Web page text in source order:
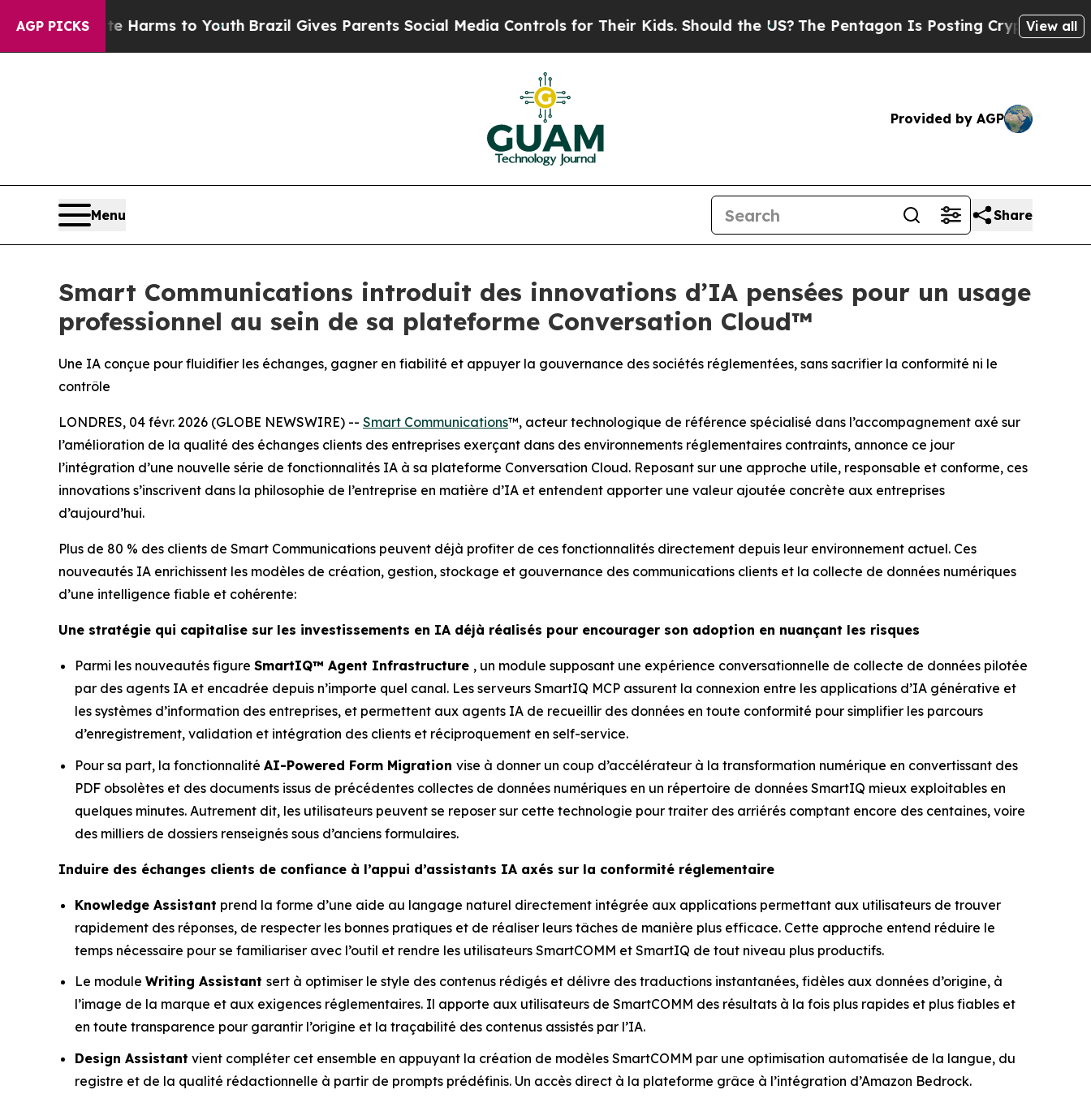
AGP PICKS
Harms to YouthBrazil Gives Parents Social Media Controls for Their Kids. Should the US?The Pentagon Is Posting Cryptic Biblical View all
Provided by AGP
Menu Share
Smart Communications introduit des innovations d’IA pensées pour un usage
professionnel au sein de sa plateforme Conversation Cloud™
Une IA conçue pour fluidifier les échanges, gagner en fiabilité et appuyer la gouvernance des sociétés réglementées, sans sacrifier la conformité ni le
contrôle
LONDRES, 04 févr. 2026 (GLOBE NEWSWIRE) -- Smart Communications™, acteur technologique de référence spécialisé dans l’accompagnement axé sur
l’amélioration de la qualité des échanges clients des entreprises exerçant dans des environnements réglementaires contraints, annonce ce jour
l’intégration d’une nouvelle série de fonctionnalités IA à sa plateforme Conversation Cloud. Reposant sur une approche utile, responsable et conforme, ces
innovations s’inscrivent dans la philosophie de l’entreprise en matière d’IA et entendent apporter une valeur ajoutée concrète aux entreprises
d’aujourd’hui.
Plus de 80 % des clients de Smart Communications peuvent déjà profiter de ces fonctionnalités directement depuis leur environnement actuel. Ces
nouveautés IA enrichissent les modèles de création, gestion, stockage et gouvernance des communications clients et la collecte de données numériques
d’une intelligence fiable et cohérente:
Une stratégie qui capitalise sur les investissements en IA déjà réalisés pour encourager son adoption en nuançant les risques
Parmi les nouveautés figure SmartIQ™ Agent Infrastructure , un module supposant une expérience conversationnelle de collecte de données pilotée
par des agents IA et encadrée depuis n’importe quel canal. Les serveurs SmartIQ MCP assurent la connexion entre les applications d’IA générative et
les systèmes d’information des entreprises, et permettent aux agents IA de recueillir des données en toute conformité pour simplifier les parcours
d’enregistrement, validation et intégration des clients et réciproquement en self-service.
Pour sa part, la fonctionnalité AI-Powered Form Migration vise à donner un coup d’accélérateur à la transformation numérique en convertissant des
PDF obsolètes et des documents issus de précédentes collectes de données numériques en un répertoire de données SmartIQ mieux exploitables en
quelques minutes. Autrement dit, les utilisateurs peuvent se reposer sur cette technologie pour traiter des arriérés comptant encore des centaines, voire
des milliers de dossiers renseignés sous d’anciens formulaires.
Induire des échanges clients de confiance à l’appui d’assistants IA axés sur la conformité réglementaire
Knowledge Assistant prend la forme d’une aide au langage naturel directement intégrée aux applications permettant aux utilisateurs de trouver
rapidement des réponses, de respecter les bonnes pratiques et de réaliser leurs tâches de manière plus efficace. Cette approche entend réduire le
temps nécessaire pour se familiariser avec l’outil et rendre les utilisateurs SmartCOMM et SmartIQ de tout niveau plus productifs.
Le module Writing Assistant sert à optimiser le style des contenus rédigés et délivre des traductions instantanées, fidèles aux données d’origine, à
l’image de la marque et aux exigences réglementaires. Il apporte aux utilisateurs de SmartCOMM des résultats à la fois plus rapides et plus fiables et
en toute transparence pour garantir l’origine et la traçabilité des contenus assistés par l’IA.
Design Assistant vient compléter cet ensemble en appuyant la création de modèles SmartCOMM par une optimisation automatisée de la langue, du
registre et de la qualité rédactionnelle à partir de prompts prédéfinis. Un accès direct à la plateforme grâce à l’intégration d’Amazon Bedrock.